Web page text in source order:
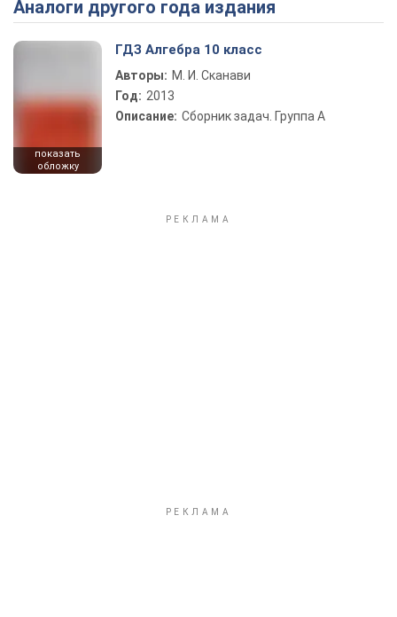
Аналоги другого года издания
показать
обложку
ГДЗ Алгебра 10 класс
Авторы: М. И. Сканави
Год: 2013
Описание: Сборник задач. Группа А